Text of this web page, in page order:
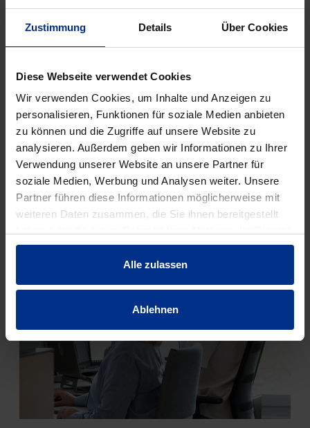
Zustimmung Details Über Cookies
Diese Webseite verwendet Cookies
Wir verwenden Cookies, um Inhalte und Anzeigen zu
personalisieren, Funktionen für soziale Medien anbieten
zu können und die Zugriffe auf unsere Website zu
analysieren. Außerdem geben wir Informationen zu Ihrer
Verwendung unserer Website an unsere Partner für
soziale Medien, Werbung und Analysen weiter. Unsere
Partner führen diese Informationen möglicherweise mit
weiteren Daten zusammen, die Sie ihnen bereitgestellt
gesammelt haben.
Alle zulassen
Ablehnen
ANGEBOTSSERVICE
Wir erstellen Ihnen gerne ein unverbindliches
Angebot zu unseren Lösungen & Produkten!
Angebotsanfrage senden